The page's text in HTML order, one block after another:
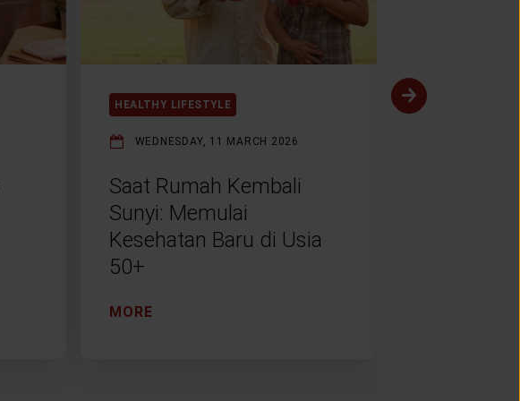
HEALTHY LIFESTYLE
WEDNESDAY, 11 MARCH 2026
Saat Rumah Kembali
Sunyi: Memulai
Kesehatan Baru di Usia
50+
MORE
HEALTHY